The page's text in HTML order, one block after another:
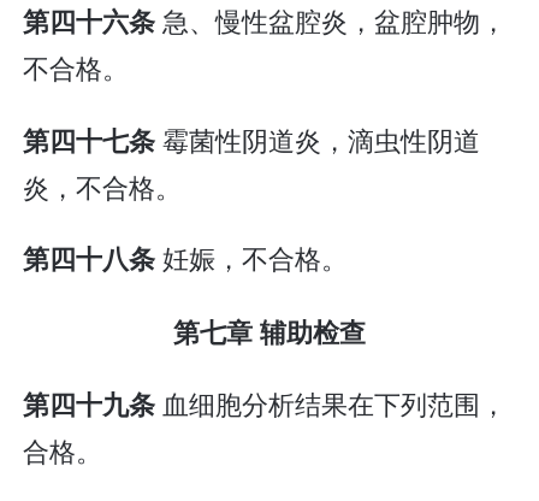
第四十六条急、慢性盆腔炎，盆腔肿物，
不合格。
第四十七条霉菌性阴道炎，滴虫性阴道
炎，不合格。
第四十八条妊娠，不合格。
第七章 辅助检查
第四十九条血细胞分析结果在下列范围，
合格。